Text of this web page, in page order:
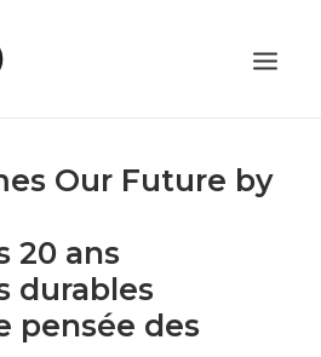
Our Future by
20 ans
durables
pensée des